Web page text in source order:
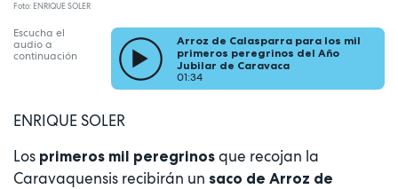
Foto: ENRIQUE SOLER
Escucha el
audio a
continuación
Arroz de Calasparra para los mil
primeros peregrinos del Año
Jubilar de Caravaca
01:34
ENRIQUE SOLER
Los primeros mil peregrinos que recojan la
Caravaquensis recibirán un saco de Arroz de